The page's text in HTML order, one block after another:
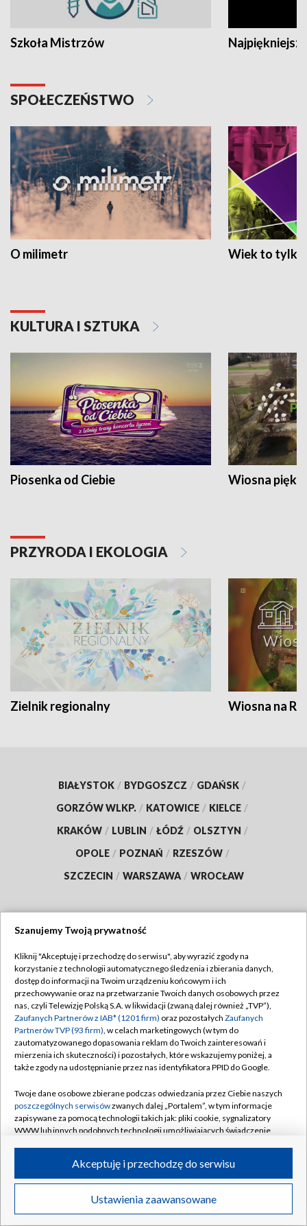
Szkoła Mistrzów
SPOŁECZEŃSTWO
O milimetr Wiek to tylko
KULTURA I SZTUKA
Piosenka od Ciebie Wiosna
PRZYRODA I EKOLOGIA
Zielnik regionalny Wiosna na
BIAŁYSTOK / BYDGOSZCZ / GDAŃSK /
GORZÓW WLKP. / KATOWICE / KIELCE /
KRAKÓW / LUBLIN / ŁÓDŹ / OLSZTYN /
OPOLE / POZNAŃ / RZESZÓW /
SZCZECIN / WARSZAWA / WROCŁAW
TVP
Abonament TVP
Emisja w TVP
Centrum informacji TVP
Naziemna Telewizja Cyfrowa
Rada Programowa
System NOS
Informacje o nadawcy
Program dla prasy
Ogłoszenie przetargowe
Regulamin TVP
Polityka prywatności
Moje zgody
Pomoc
Kontakt
Kanały
©2026 Telewizja Polska S.A. w likwidacji
Szanujemy Twoją prywatność
Kliknij "Akceptuję i przechodzę do serwisu", aby wyrazić zgody na
korzystanie z technologii automatycznego śledzenia i zbierania danych,
dostęp do informacji na Twoim urządzeniu końcowym i ich
przechowywanie oraz na przetwarzanie Twoich danych osobowych przez
nas, czyli Telewizję Polską S.A. w likwidacji (zwaną dalej również „TVP”),
Zaufanych Partnerów z IAB* (1201 firm) oraz pozostałych Zaufanych
Partnerów TVP (93 firm), w celach marketingowych (w tym do
zautomatyzowanego dopasowania reklam do Twoich zainteresowań i
mierzenia ich skuteczności) i pozostałych, które wskazujemy poniżej, a
także zgody na udostępnianie przez nas identyfikatora PPID do Google.
Twoje dane osobowe zbierane podczas odwiedzania przez Ciebie naszych
poszczególnych serwisówzwanych dalej „Portalem”, w tym informacje
zapisywane za pomocą technologii takich jak: pliki cookie, sygnalizatory
WWW lub innych podobnych technologii umożliwiających świadczenie
ruchu w Internecie.
Twoje dane osobowe zbierane podczas odwiedzania przez Ciebie
poszczególnych serwisówna Portalu, takie jak adresy IP, identyfikatory
Ustawienia zaawansowane
Akceptuję i przechodzę do serwisu